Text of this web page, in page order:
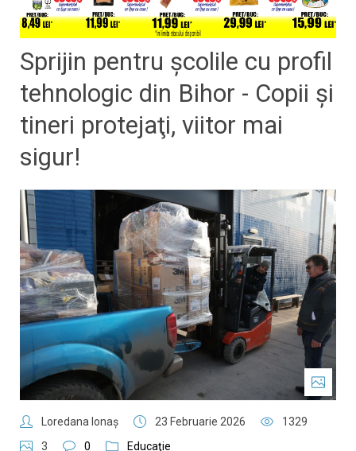
Sprijin pentru școlile cu profil
tehnologic din Bihor - Copii şi
tineri protejaţi, viitor mai
sigur!
Loredana Ionaş 23 Februarie 2026
1329
3
0 Educaţie